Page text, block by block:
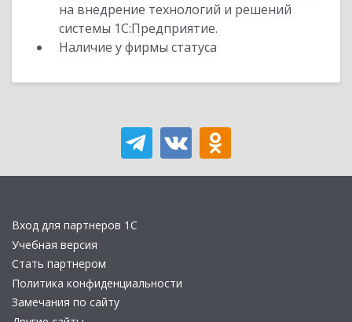
на внедрение технологий и решений
системы 1С:Предприятие.
Наличие у фирмы статуса
Вход для партнеров 1С
Учебная версия
Стать партнером
Политика конфиденциальности
Замечания по сайту